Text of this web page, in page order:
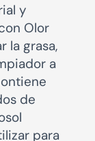
y
Olor
la grasa,
a
de
para